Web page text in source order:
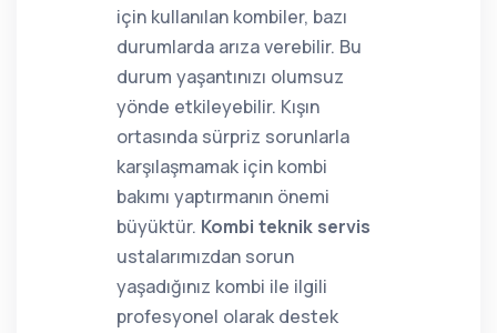
için kullanılan kombiler, bazı
durumlarda arıza verebilir. Bu
durum yaşantınızı olumsuz
yönde etkileyebilir. Kışın
ortasında sürpriz sorunlarla
karşılaşmamak için kombi
bakımı yaptırmanın önemi
büyüktür. Kombi teknik servis
ustalarımızdan sorun
yaşadığınız kombi ile ilgili
profesyonel olarak destek